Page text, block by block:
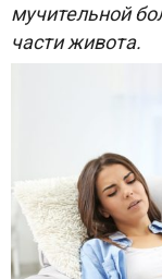
мучительной
части живота.